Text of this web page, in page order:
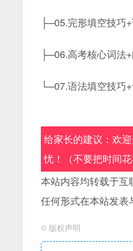
├─05.完形填空技巧
├─06.高考核心词法
└─07.语法填空技巧
给家长的建议：欢
忧！（不要把时间
本站内容均转载于互
任何形式在本站发表
© 版权声明